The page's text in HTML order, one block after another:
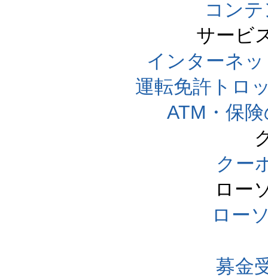
コン
サービ
インターネ
運転免許トロ
ATM・保
クー
ロー
ロー
募金